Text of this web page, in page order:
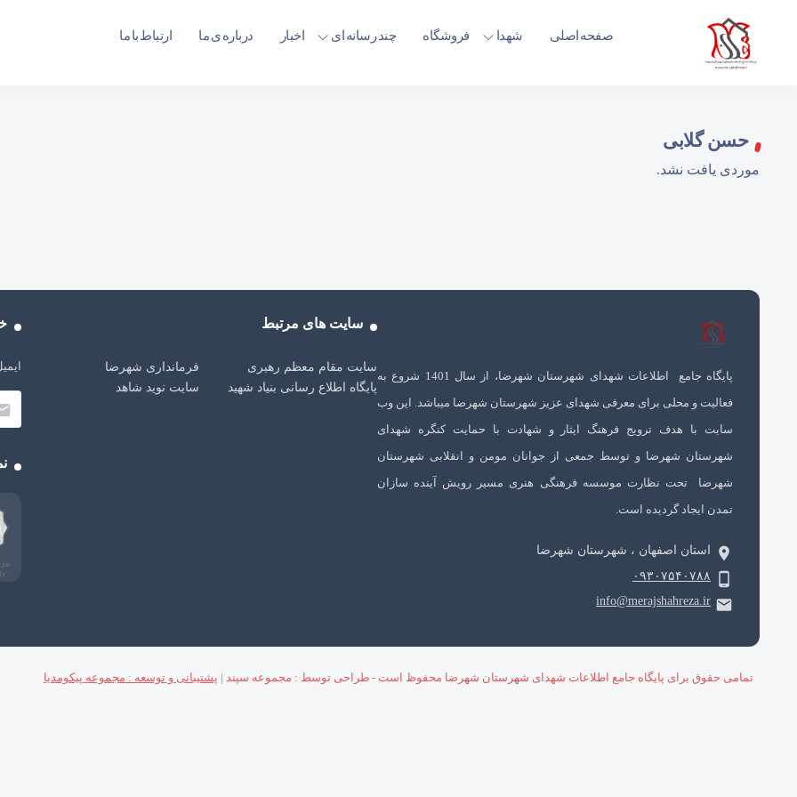
صفحه اصلی شهدا فروشگاه چند رسانه ای اخبار درباره ی ما ارتباط با ما
حسن گلابی
موردی یافت نشد.
پایگاه جامع اطلاعات شهدای شهرستان شهرضا، از سال 1401 شروع به
فعالیت و محلی برای معرفی شهدای عزیز شهرستان شهرضا میباشد. این وب
سایت با هدف ترویج فرهنگ ایثار و شهادت با حمایت کنگره شهدای
شهرستان شهرضا و توسط جمعی از جوانان مومن و انقلابی شهرستان
شهرضا تحت نظارت موسسه فرهنگی هنری مسیر رویش آینده سازان
تمدن ایجاد گردیده است.
استان اصفهان ، شهرستان شهرضا
۰۹۳۰۷۵۴۰۷۸۸
info@merajshahreza.ir
سایت های مرتبط
سایت مقام معظم رهبری
فرمانداری شهرضا
پایگاه اطلاع رسانی بنیاد شهید
سایت نوید شاهد
تمامی حقوق برای پایگاه جامع اطلاعات شهدای شهرستان شهرضا محفوظ است - طراحی توسط : مجموعه سپند | پشتیبانی و توسعه : مجموعه پیکومدیا